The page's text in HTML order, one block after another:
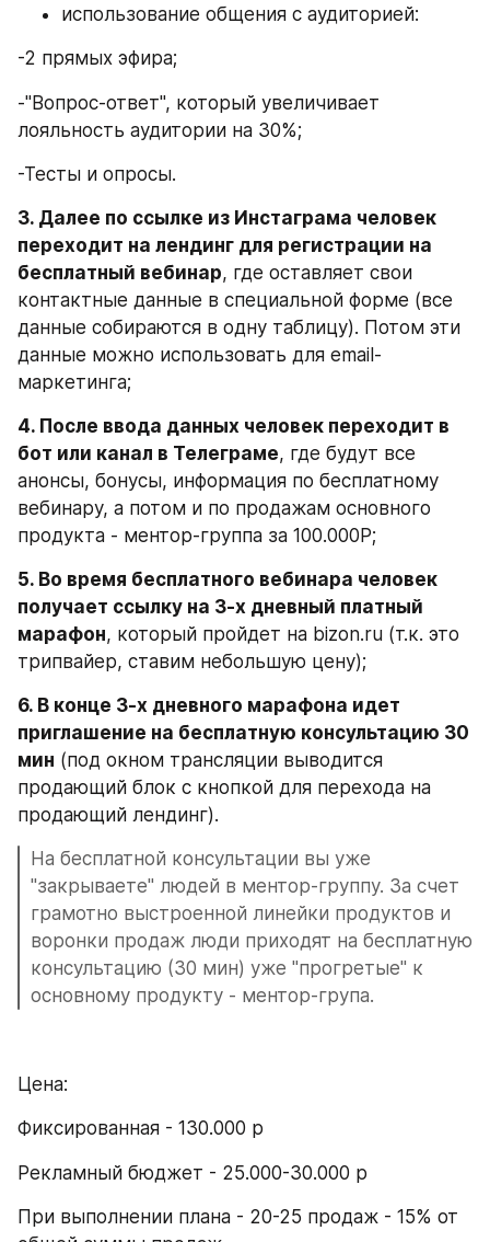
использование общения с аудиторией:
-2 прямых эфира;
-"Вопрос-ответ", который увеличивает
лояльность аудитории на 30%;
-Тесты и опросы.
3. Далее по ссылке из Инстаграма человек
переходит на лендинг для регистрации на
бесплатный вебинар, где оставляет свои
контактные данные в специальной форме (все
данные собираются в одну таблицу). Потом эти
данные можно использовать для email-
маркетинга;
4. После ввода данных человек переходит в
бот или канал в Телеграме, где будут все
анонсы, бонусы, информация по бесплатному
вебинару, а потом и по продажам основного
продукта - ментор-группа за 100.000Р;
5. Во время бесплатного вебинара человек
получает ссылку на 3-х дневный платный
марафон, который пройдет на bizon.ru (т.к. это
трипвайер, ставим небольшую цену);
6. В конце 3-х дневного марафона идет
приглашение на бесплатную консультацию 30
мин (под окном трансляции выводится
продающий блок с кнопкой для перехода на
продающий лендинг).
На бесплатной консультации вы уже
"закрываете" людей в ментор-группу. За счет
грамотно выстроенной линейки продуктов и
воронки продаж люди приходят на бесплатную
консультацию (30 мин) уже "прогретые" к
основному продукту - ментор-група.
Цена:
Фиксированная - 130.000 р
Рекламный бюджет - 25.000-30.000 р
При выполнении плана - 20-25 продаж - 15% от